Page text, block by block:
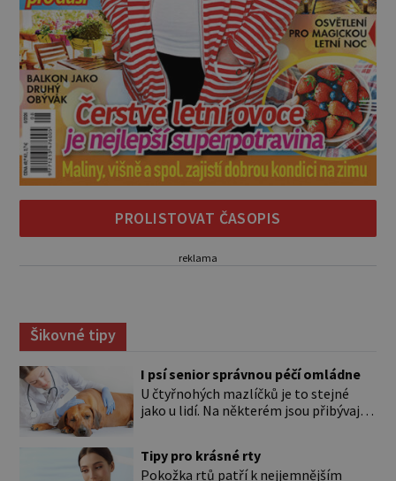
PROLISTOVAT ČASOPIS
reklama
Šikovné tipy
I psí senior správnou péčí omládne
U čtyřnohých mazlíčků je to stejné
jako u lidí. Na některém jsou přibývající
Přesto byste si měli staršího psa více
Tipy pro krásné rty
Pokožka rtů patří k nejjemnějším